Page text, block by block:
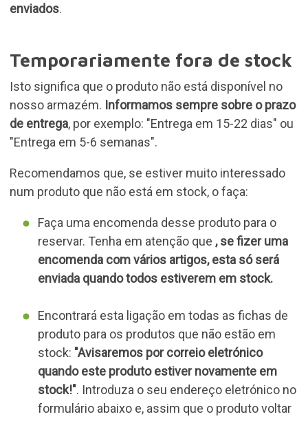
enviados.
Temporariamente fora de stock
Isto significa que o produto não está disponível no
nosso armazém. Informamos sempre sobre o prazo
de entrega, por exemplo: "Entrega em 15-22 dias" ou
"Entrega em 5-6 semanas".
Recomendamos que, se estiver muito interessado
num produto que não está em stock, o faça:
Faça uma encomenda desse produto para o
reservar. Tenha em atenção que , se fizer uma
encomenda com vários artigos, esta só será
enviada quando todos estiverem em stock.
Encontrará esta ligação em todas as fichas de
produto para os produtos que não estão em
stock: "Avisaremos por correio eletrónico
quando este produto estiver novamente em
stock!". Introduza o seu endereço eletrónico no
formulário abaixo e, assim que o produto voltar